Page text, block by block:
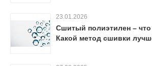
23.01.2026
Сшитый полиэтилен – что
Какой метод сшивки